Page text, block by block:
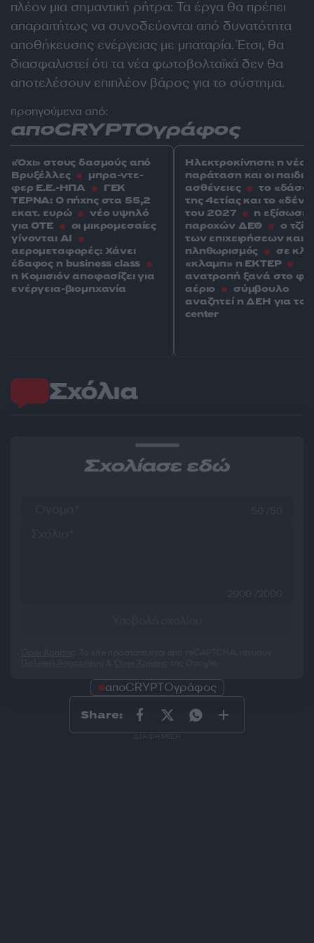
πλέον μια σημαντική ρήτρα: Τα έργα θα πρέπει
απαραιτήτως να συνοδεύονται από δυνατότητα
αποθήκευσης ενέργειας με μπαταρία. Έτσι, θα
διασφαλιστεί ότι τα νέα φωτοβολταϊκά δεν θα
αποτελέσουν επιπλέον βάρος για το σύστημα.
Σχόλια
Σχολίασε εδώ
2000 /2000
αποCRYPTOγράφος
Share:
ΔΙΑΦΗΜΙΣΗ
προηγούμενα από:
αποCRYPTOγράφος
«Όχι» στους δασμούς από
Βρυξέλλες
μπρα-ντε-
φερ Ε.Ε.-ΗΠΑ
ΓΕΚ
ΤΕΡΝΑ: Ο πήχης στα 55,2
εκατ. ευρώ
νέο υψηλό
για ΟΤΕ
οι μικρομεσαίες
γίνονται ΑΙ
αερομεταφορές: Χάνει
έδαφος η business class
η Κομισιόν αποφασίζει για
ενέργεια-βιομηχανία
Ηλεκτροκίνηση: η νέα
παράταση και οι
ασθένειες
το
της 4ετίας και το
του 2027
η εξίσωση
παροχών ΔΕΘ
ο
των επιχειρήσεων και ο
πληθωρισμός
σε
«κλαμπ» η ΕΚΤΕΡ
ανατροπή ξανά στο
αέριο
σύμβουλο
αναζητεί η ΔΕΗ για το
center